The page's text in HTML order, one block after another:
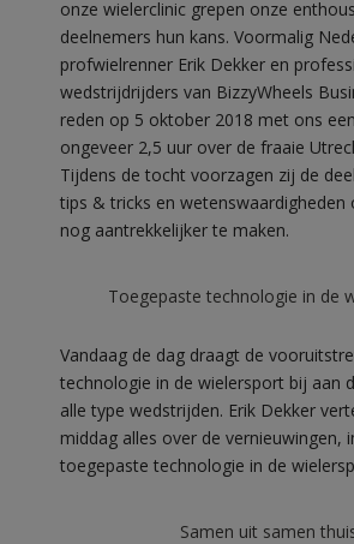
onze wielerclinic grepen onze
deelnemers hun kans. Voormalig
profwielrenner Erik Dekker en
wedstrijdrijders van BizzyWheels
reden op 5 oktober 2018 met ons
ongeveer 2,5 uur over de fraaie
Tijdens de tocht voorzagen zij de
tips & tricks en wetenswaardigheden
nog aantrekkelijker te maken.
Toegepaste technologie in de
Vandaag de dag draagt de
technologie in de wielersport bij aan
alle type wedstrijden. Erik Dekker
middag alles over de vernieuwingen,
toegepaste technologie in de
Samen uit samen